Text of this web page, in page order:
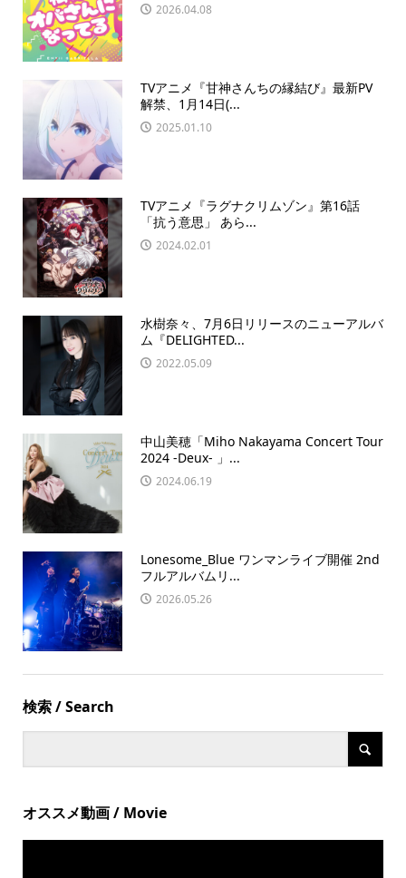
2026.04.08
TVアニメ『甘神さんちの縁結び』最新PV
解禁、1月14日(...
2025.01.10
TVアニメ『ラグナクリムゾン』第16話
「抗う意思」 あら...
2024.02.01
水樹奈々、7月6日リリースのニューアルバ
ム『DELIGHTED...
2022.05.09
中山美穂「Miho Nakayama Concert Tour
2024 -Deux- 」...
2024.06.19
Lonesome_Blue ワンマンライブ開催 2nd
フルアルバムリ...
2026.05.26
検索 / Search
オススメ動画 / Movie